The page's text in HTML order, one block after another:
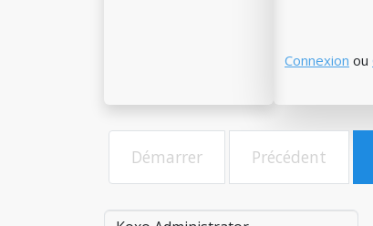
Connexion ou
Démarrer Précédent